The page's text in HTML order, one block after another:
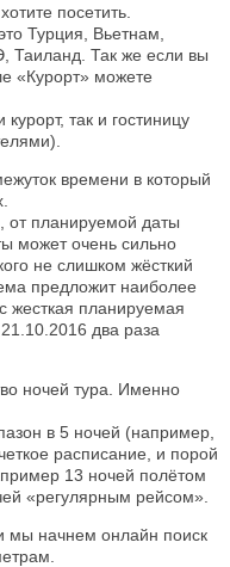
посетить.
Турция, Вьетнам,
Таиланд. Так же если вы
«Курорт» можете
так и гостиницу
времени в который
от планируемой даты
может очень сильно
не слишком жёсткий
предложит наиболее
жесткая планируемая
два раза
ночей тура. Именно
в 5 ночей (например,
расписание, и порой
13 ночей полётом
«регулярным рейсом».
мы начнем онлайн поиск